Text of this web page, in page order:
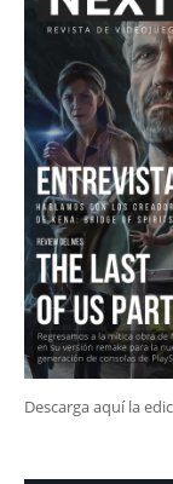
Descarga aquí la